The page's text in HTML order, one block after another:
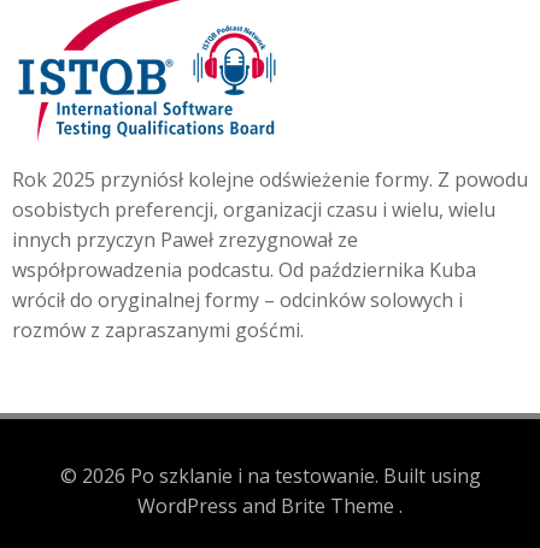
Rok 2025 przyniósł kolejne odświeżenie formy. Z powodu
osobistych preferencji, organizacji czasu i wielu, wielu
innych przyczyn Paweł zrezygnował ze
współprowadzenia podcastu. Od października Kuba
wrócił do oryginalnej formy – odcinków solowych i
rozmów z zapraszanymi gośćmi.
© 2026 Po szklanie i na testowanie. Built using
WordPress and Brite Theme .